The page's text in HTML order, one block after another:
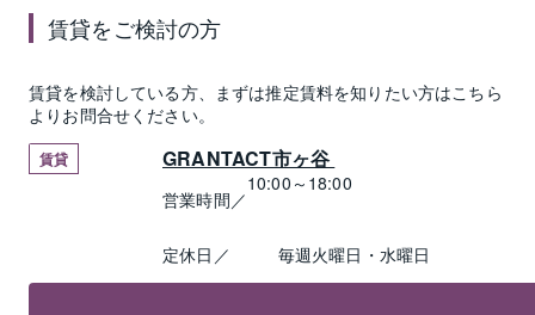
賃貸をご検討の方
賃貸を検討している方、まずは推定賃料を知りたい方はこちら
よりお問合せください。
賃貸 GRANTACT市ヶ谷
営業時間／
10:00～18:00
定休日／ 毎週火曜日・水曜日